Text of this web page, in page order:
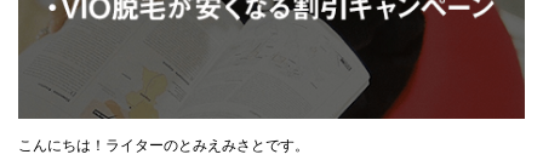
こんにちは！ライターのとみえみさとです。